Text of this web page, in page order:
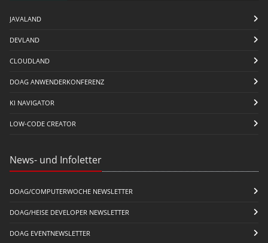
JAVALAND
DEVLAND
CLOUDLAND
DOAG ANWENDERKONFERENZ
KI NAVIGATOR
LOW-CODE CREATOR
News- und Infoletter
DOAG/COMPUTERWOCHE NEWSLETTER
DOAG/HEISE DEVELOPER NEWSLETTER
DOAG EVENTNEWSLETTER